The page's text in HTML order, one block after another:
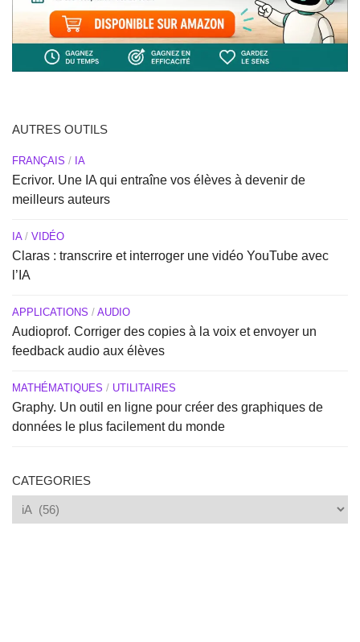
AUTRES OUTILS
FRANÇAIS / IA
Ecrivor. Une IA qui entraîne vos élèves à devenir de
meilleurs auteurs
IA/ VIDÉO
Claras : transcrire et interroger une vidéo YouTube avec
l’IA
APPLICATIONS / AUDIO
Audioprof. Corriger des copies à la voix et envoyer un
feedback audio aux élèves
MATHÉMATIQUES / UTILITAIRES
Graphy. Un outil en ligne pour créer des graphiques de
données le plus facilement du monde
CATEGORIES
Categories